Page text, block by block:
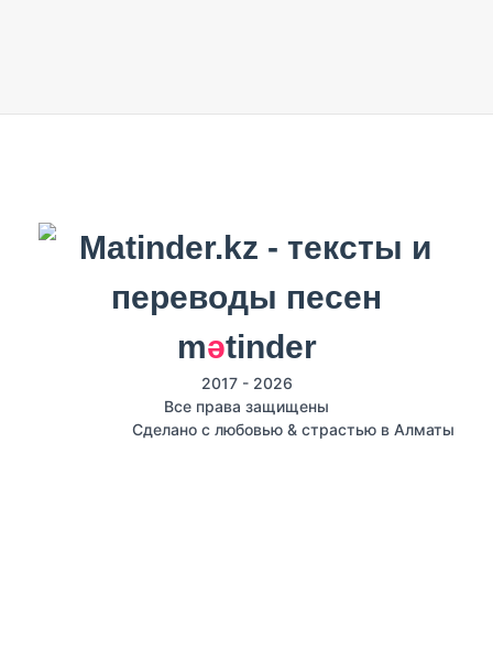
mәtinder
2017 - 2026
Все права защищены
Сделано с любовью & страстью в Алматы